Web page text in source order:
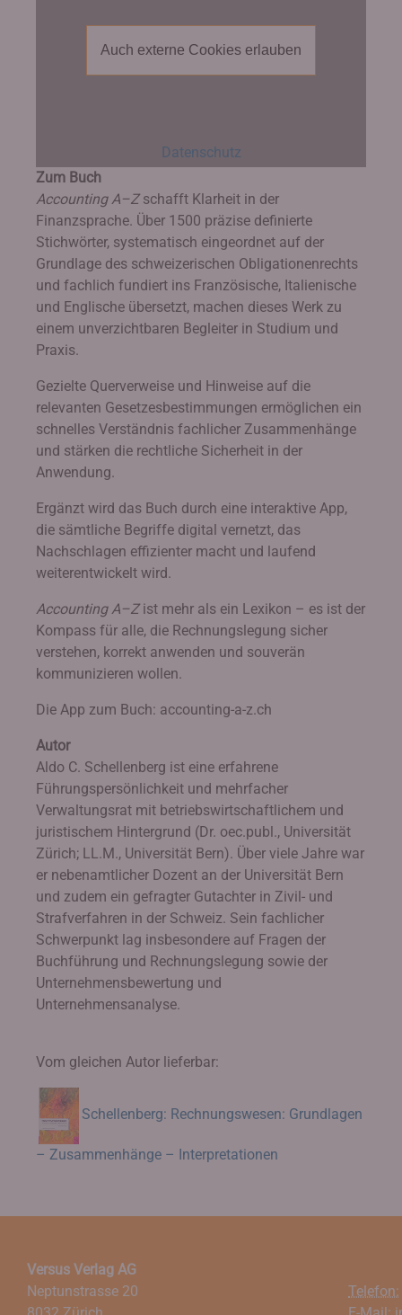
Auch externe Cookies erlauben
Datenschutz
Zum Buch
Accounting A–Zschafft Klarheit in der
Finanzsprache. Über 1500 präzise definierte
Stichwörter, systematisch eingeordnet auf der
Grundlage des schweizerischen Obligationenrechts
und fachlich fundiert ins Französische, Italienische
und Englische übersetzt, machen dieses Werk zu
einem unverzichtbaren Begleiter in Studium und
Praxis.
Gezielte Querverweise und Hinweise auf die
relevanten Gesetzesbestimmungen ermöglichen ein
schnelles Verständnis fachlicher Zusammenhänge
und stärken die rechtliche Sicherheit in der
Anwendung.
Ergänzt wird das Buch durch eine interaktive App,
die sämtliche Begriffe digital vernetzt, das
Nachschlagen effizienter macht und laufend
weiterentwickelt wird.
Accounting A–Zist mehr als ein Lexikon – es ist der
Kompass für alle, die Rechnungslegung sicher
verstehen, korrekt anwenden und souverän
kommunizieren wollen.
Die App zum Buch: accounting-a-z.ch
Autor
Aldo C. Schellenberg ist eine erfahrene
Führungspersönlichkeit und mehrfacher
Verwaltungsrat mit betriebswirtschaftlichem und
juristischem Hintergrund (Dr. oec.publ., Universität
Zürich; LL.M., Universität Bern). Über viele Jahre war
er nebenamtlicher Dozent an der Universität Bern
und zudem ein gefragter Gutachter in Zivil- und
Strafverfahren in der Schweiz. Sein fachlicher
Schwerpunkt lag insbesondere auf Fragen der
Buchführung und Rechnungslegung sowie der
Unternehmensbewertung und
Unternehmensanalyse.
Vom gleichen Autor lieferbar:
Schellenberg: Rechnungswesen: Grundlagen
– Zusammenhänge – Interpretationen
Versus Verlag AG
Neptunstrasse 20
Telefon: